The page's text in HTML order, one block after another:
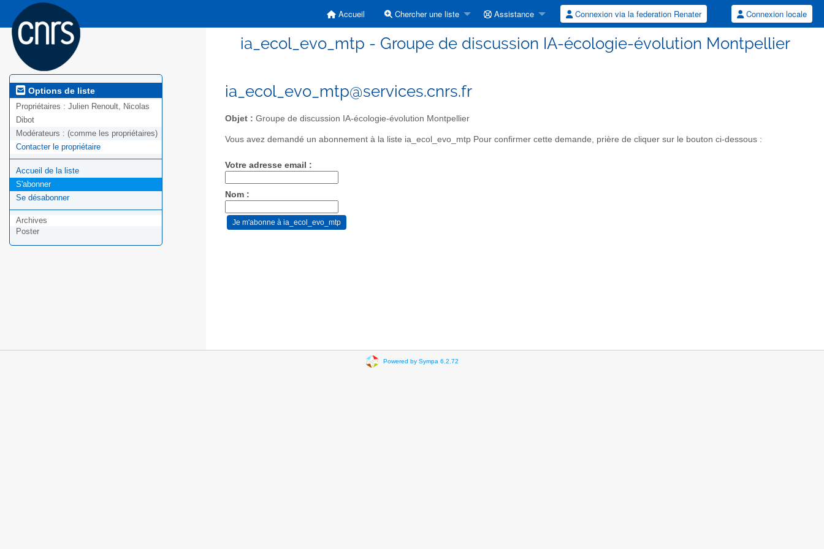
Accueil Chercher une liste Assistance Connexion via la federation Renater Connexion locale
ia_ecol_evo_mtp - Groupe de discussion IA-écologie-évolution Montpellier
Options de liste
Propriétaires : Julien Renoult, Nicolas
Dibot
Modérateurs : (comme les propriétaires)
Contacter le propriétaire
Accueil de la liste
S'abonner
Se désabonner
Archives
Poster
ia_ecol_evo_mtp@services.cnrs.fr
Objet : Groupe de discussion IA-écologie-évolution Montpellier
Vous avez demandé un abonnement à la liste ia_ecol_evo_mtp Pour confirmer cette demande, prière de cliquer sur le bouton ci-dessous :
Votre adresse email :
Nom :
Powered by Sympa 6.2.72